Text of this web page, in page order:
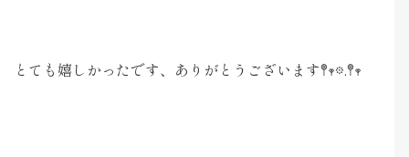
とても嬉しかったです、ありがとうございます𖤣𖥧𖡼.𖤣𖥧